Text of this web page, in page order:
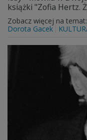
książki "Zofia Hertz.
Zobacz więcej na temat:
Dorota Gacek